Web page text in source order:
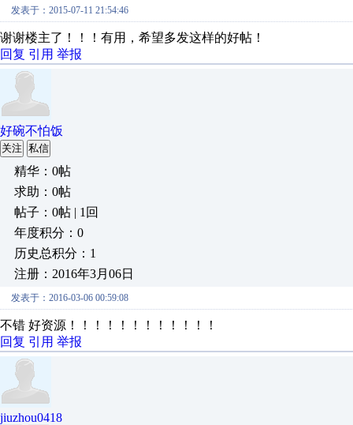
发表于：2015-07-11 21:54:46
谢谢楼主了！！！有用，希望多发这样的好帖！
回复 引用 举报
好碗不怕饭
关注 私信
精华：0帖
求助：0帖
帖子：0帖 | 1回
年度积分：0
历史总积分：1
注册：2016年3月06日
发表于：2016-03-06 00:59:08
不错 好资源！！！！！！！！！！！！
回复 引用 举报
jiuzhou0418